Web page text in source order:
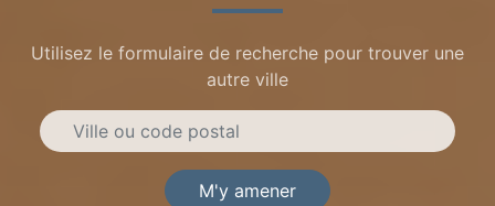
Utilisez le formulaire de recherche pour trouver une
autre ville
M'y amener